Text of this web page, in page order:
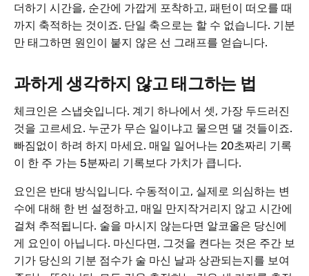
더하기 시간을, 순간에 가깝게 포착하고, 패턴이 떠오를 때
까지 축적하는 것이죠. 단일 축으로는 할 수 없습니다. 기분
만 태그하면 원인이 붙지 않은 선 그래프를 얻습니다.
과하게 생각하지 않고 태그하는 법
체크인은 스냅숏입니다. 계기 하나에서 셋, 가장 두드러진
것을 고르세요. 누군가 무슨 일이냐고 물으면 댈 것들이죠.
빠짐없이 하려 하지 마세요. 매일 일어나는 20초짜리 기록
이 한 주 가는 5분짜리 기록보다 가치가 큽니다.
요인은 반대 방식입니다. 수동적이고, 실제로 의심하는 변
수에 대해 한 번 설정하고, 매일 만지작거리지 않고 시간에
걸쳐 추적됩니다. 술을 마시지 않는다면 알코올은 당신에
게 요인이 아닙니다. 마신다면, 그것을 켠다는 것은 주간 보
기가 당신의 기분 점수가 술 마신 날과 상관되는지를 보여